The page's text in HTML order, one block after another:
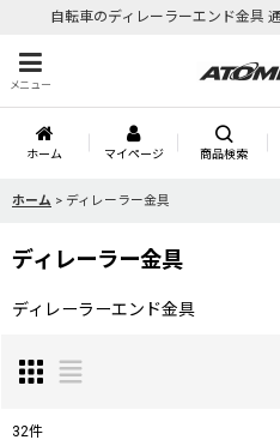
自転車のディレーラーエンド金具
メニュー
ホーム マイページ 商品検索
ホーム > ディレーラー金具
ディレーラー金具
ディレーラーエンド金具
32件